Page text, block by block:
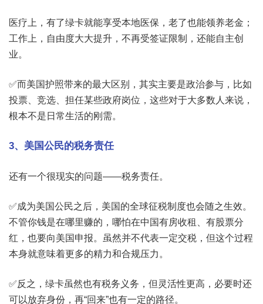
医疗上，有了绿卡就能享受本地医保，老了也能领养老金；
工作上，自由度大大提升，不再受签证限制，还能自主创
业。
✅而美国护照带来的最大区别，其实主要是政治参与，比如
投票、竞选、担任某些政府岗位，这些对于大多数人来说，
根本不是日常生活的刚需。
3、美国公民的税务责任
还有一个很现实的问题——税务责任。
✅成为美国公民之后，美国的全球征税制度也会随之生效。
不管你钱是在哪里赚的，哪怕在中国有房收租、有股票分
红，也要向美国申报。虽然并不代表一定交税，但这个过程
本身就意味着更多的精力和合规压力。
✅反之，绿卡虽然也有税务义务，但灵活性更高，必要时还
可以放弃身份，再“回来”也有一定的路径。